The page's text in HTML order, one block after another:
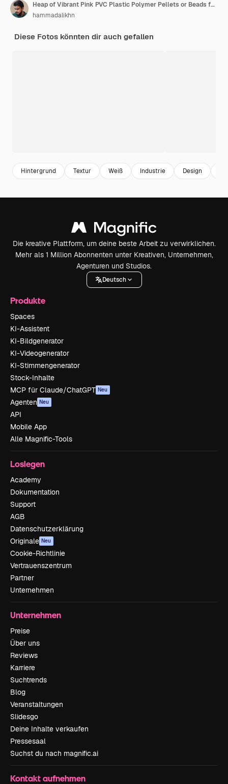
Heap of Vibrant Pink PVC Plastic Polymer Pellets or Beads for Manufacturing Use 3d Illustration (Heap of vibrierender rosa PVC Plastikpolymer-Pellets oder Perlen für den Herstellungsgebrauch)
hammadalikhn
Diese Fotos könnten dir auch gefallen
Hintergrund Textur Weiß Industrie Design
Die kreative Plattform, um deine beste Arbeit zu verwirklichen.
Mehr als 1 Million Abonnenten unter Kreativen, Unternehmen,
Agenturen und Studios.
Deutsch
Produkte
Spaces
KI-Assistent
KI-Bildgenerator
KI-Videogenerator
KI-Stimmengenerator
Stock-Inhalte
MCP für Claude/ChatGPT Neu
Agenten Neu
API
Mobile App
Alle Magnific-Tools
Loslegen
Academy
Dokumentation
Support
AGB
Datenschutzerklärung
Originale Neu
Cookie-Richtlinie
Vertrauenszentrum
Partner
Unternehmen
Unternehmen
Preise
Über uns
Reviews
Karriere
Suchtrends
Blog
Veranstaltungen
Slidesgo
Deine Inhalte verkaufen
Pressesaal
Suchst du nach magnific.ai
Kontakt aufnehmen